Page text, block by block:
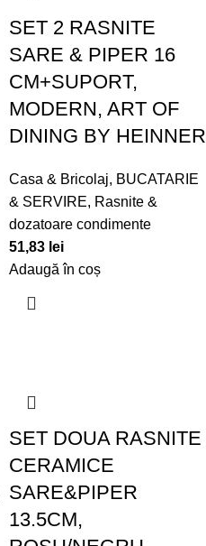
SET 2 RASNITE
SARE & PIPER 16
CM+SUPORT,
MODERN, ART OF
DINING BY HEINNER
Casa & Bricolaj, BUCATARIE
& SERVIRE, Rasnite &
dozatoare condimente
51,83 lei
Adaugă în coș
SET DOUA RASNITE
CERAMICE
SARE&PIPER
13.5CM,